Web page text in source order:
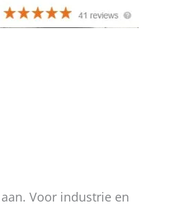
Voor industrie en